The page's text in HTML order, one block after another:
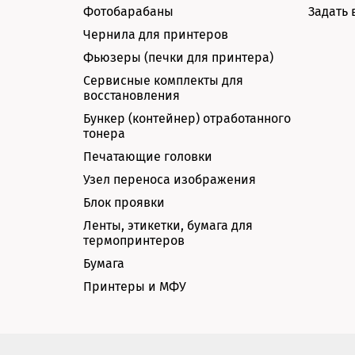
Фотобарабаны
Чернила для принтеров
Фьюзеры (печки для принтера)
Сервисные комплекты для
восстановления
Бункер (контейнер) отработанного
тонера
Печатающие головки
Узел переноса изображения
Блок проявки
Ленты, этикетки, бумага для
термопринтеров
Бумага
Принтеры и МФУ
Задать